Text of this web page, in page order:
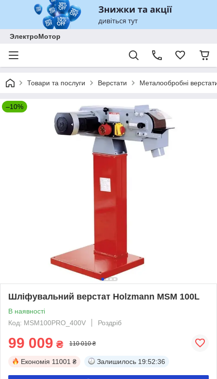
ЭлектроМотор
Товари та послуги Верстати Металообробні
–10%
Шліфувальний верстат Holzmann MSM 100L
В наявності
Код: MSM100PRO_400V
Роздріб
99 009 ₴ 110 010 ₴
Економія 11001 ₴ Залишилось 19:52:35